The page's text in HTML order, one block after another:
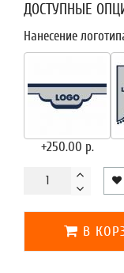
ДОСТУПНЫЕ
Нанесение
+250.00 р.
В